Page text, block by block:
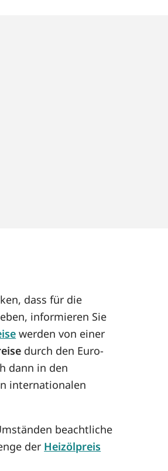
dass für die
informieren Sie
werden von einer
durch den Euro-
dann in den
internationalen
beachtliche
der Heizölpreis